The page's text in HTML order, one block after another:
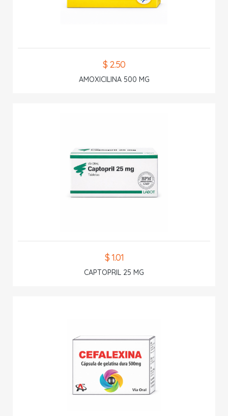
$ 2.50
AMOXICILINA 500 MG
$ 1.01
CAPTOPRIL 25 MG